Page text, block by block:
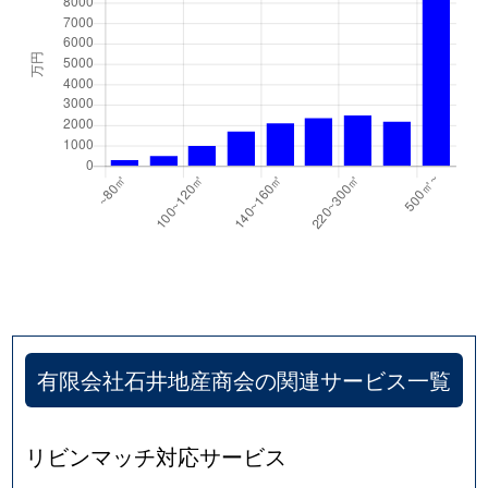
有限会社石井地産商会の関連サービス一覧
リビンマッチ対応サービス